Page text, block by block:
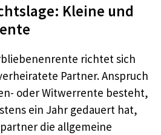
Kleine und
richtet sich
Partner. Anspruch
oder Witwerrente besteht,
ein Jahr gedauert hat,
die allgemeine